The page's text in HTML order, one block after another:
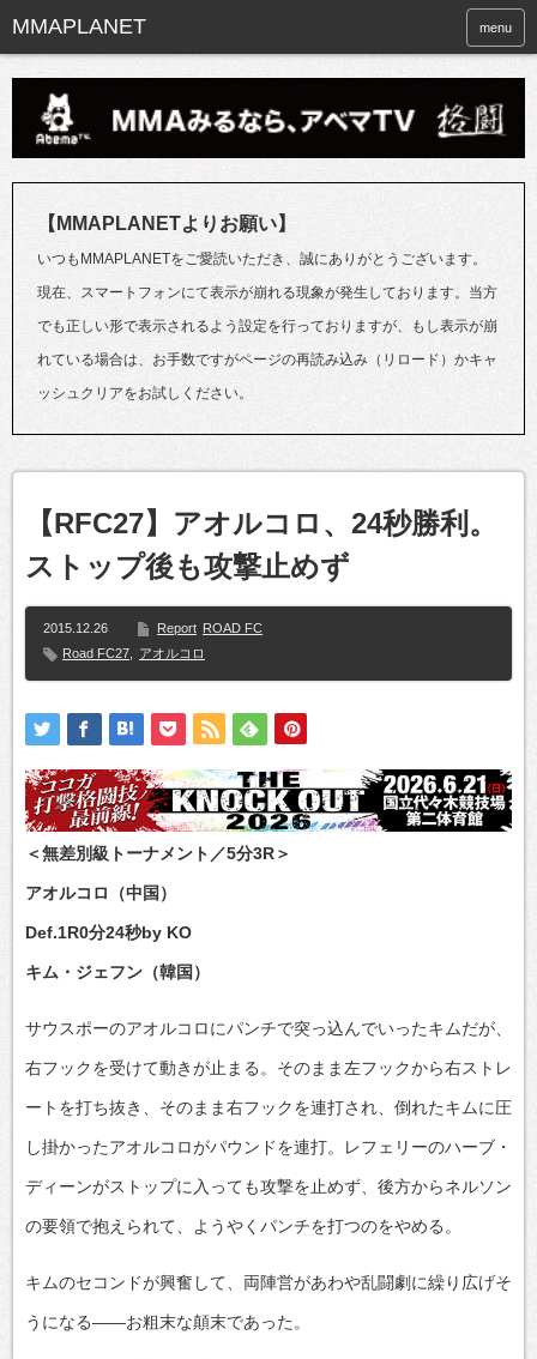
menu
【MMAPLANETよりお願い】
いつもMMAPLANETをご愛読いただき、誠にありがとうございます。
現在、スマートフォンにて表示が崩れる現象が発生しております。当方
でも正しい形で表示されるよう設定を行っておりますが、もし表示が崩
れている場合は、お手数ですがページの再読み込み（リロード）かキャ
ッシュクリアをお試しください。
【RFC27】アオルコロ、24秒勝利。
ストップ後も攻撃止めず
2015.12.26 Report ROAD FC
Road FC27
アオルコロ
＜無差別級トーナメント／5分3R＞
アオルコロ（中国）
Def.1R0分24秒by KO
キム・ジェフン（韓国）
サウスポーのアオルコロにパンチで突っ込んでいったキムだが、
右フックを受けて動きが止まる。そのまま左フックから右ストレ
ートを打ち抜き、そのまま右フックを連打され、倒れたキムに圧
し掛かったアオルコロがパウンドを連打。レフェリーのハーブ・
ディーンがストップに入っても攻撃を止めず、後方からネルソン
の要領で抱えられて、ようやくパンチを打つのをやめる。
キムのセコンドが興奮して、両陣営があわや乱闘劇に繰り広げそ
うになる――お粗末な顛末であった。